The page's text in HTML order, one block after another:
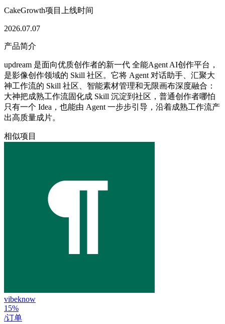
CakeGrowth项目上线时间
2026.07.07
产品简介
updream 是面向优质创作者的新一代 全能Agent AI创作平台，
是影像创作领域的 Skill 社区。它将 Agent 对话助手、汇聚大
神工作流的 Skill 社区、智能素材管理和无限画布深度融合：
大神把成熟工作流固化成 Skill 沉淀到社区，普通创作者哪怕
只有一个 Idea，也能由 Agent 一步步引导，沿着成熟工作流产
出高质量成片。
相似项目
vibeknow
15%
/订单